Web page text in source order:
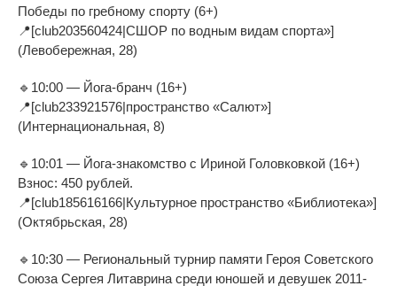
Победы по гребному спорту (6+)
📍[club203560424|СШОР по водным видам спорта»]
(Левобережная, 28)
🔹10:00 — Йога-бранч (16+)
📍[club233921576|пространство «Салют»]
(Интернациональная, 8)
🔹10:01 — Йога-знакомство с Ириной Головковкой (16+)
Взнос: 450 рублей.
📍[club185616166|Культурное пространство «Библиотека»]
(Октябрьская, 28)
🔹10:30 — Региональный турнир памяти Героя Советского
Союза Сергея Литаврина среди юношей и девушек 2011-